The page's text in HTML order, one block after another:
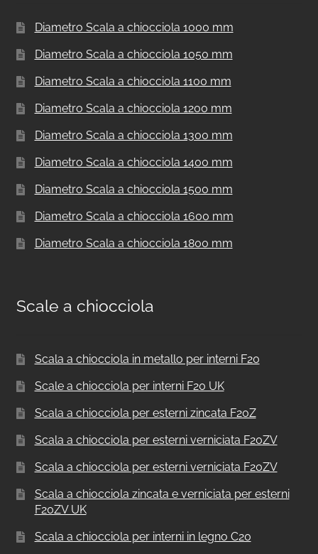
Diametro Scala a chiocciola 1000 mm
Diametro Scala a chiocciola 1050 mm
Diametro Scala a chiocciola 1100 mm
Diametro Scala a chiocciola 1200 mm
Diametro Scala a chiocciola 1300 mm
Diametro Scala a chiocciola 1400 mm
Diametro Scala a chiocciola 1500 mm
Diametro Scala a chiocciola 1600 mm
Diametro Scala a chiocciola 1800 mm
Scale a chiocciola
Scala a chiocciola in metallo per interni F20
Scale a chiocciola per interni F20 UK
Scala a chiocciola per esterni zincata F20Z
Scala a chiocciola per esterni verniciata F20ZV
Scala a chiocciola per esterni verniciata F20ZV
Scala a chiocciola zincata e verniciata per esterni
F20ZV UK
Scala a chiocciola per interni in legno C20